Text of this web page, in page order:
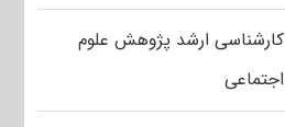
کارشناسی ارشد پژوهش علوم
اجتماعی